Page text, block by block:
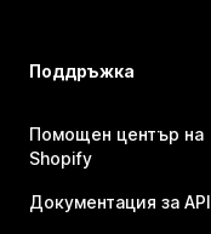
Поддръжка
Помощен център на
Shopify
Документация за API